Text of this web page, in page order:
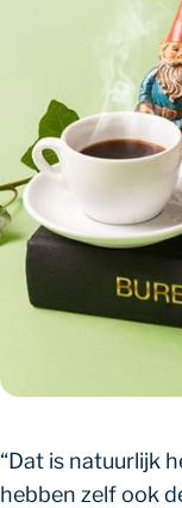
“Dat is natuurlijk
hebben zelf ook